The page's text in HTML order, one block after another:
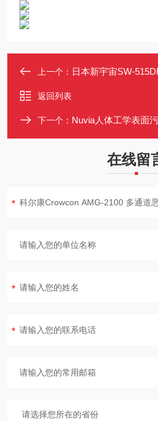
上一个： 日本新宇宙SW-515DF/SW-
返回列表
下一个： Nuvia人体工学表面
在线留